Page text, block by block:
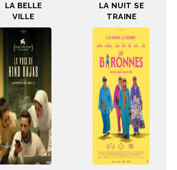
LA BELLE
VILLE
LA NUIT SE
TRAINE